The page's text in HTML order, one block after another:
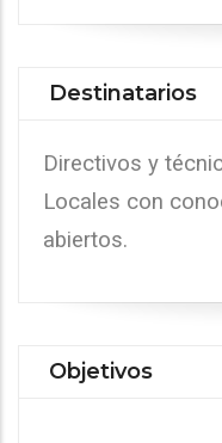
Destinatarios
Directivos y
Locales con
abiertos.
Objetivos